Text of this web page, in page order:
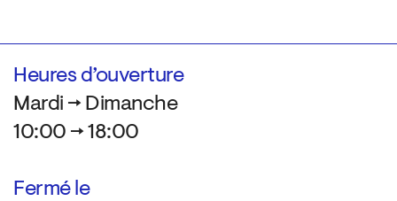
Heures d’ouverture
Mardi → Dimanche
10:00 → 18:00
Fermé le